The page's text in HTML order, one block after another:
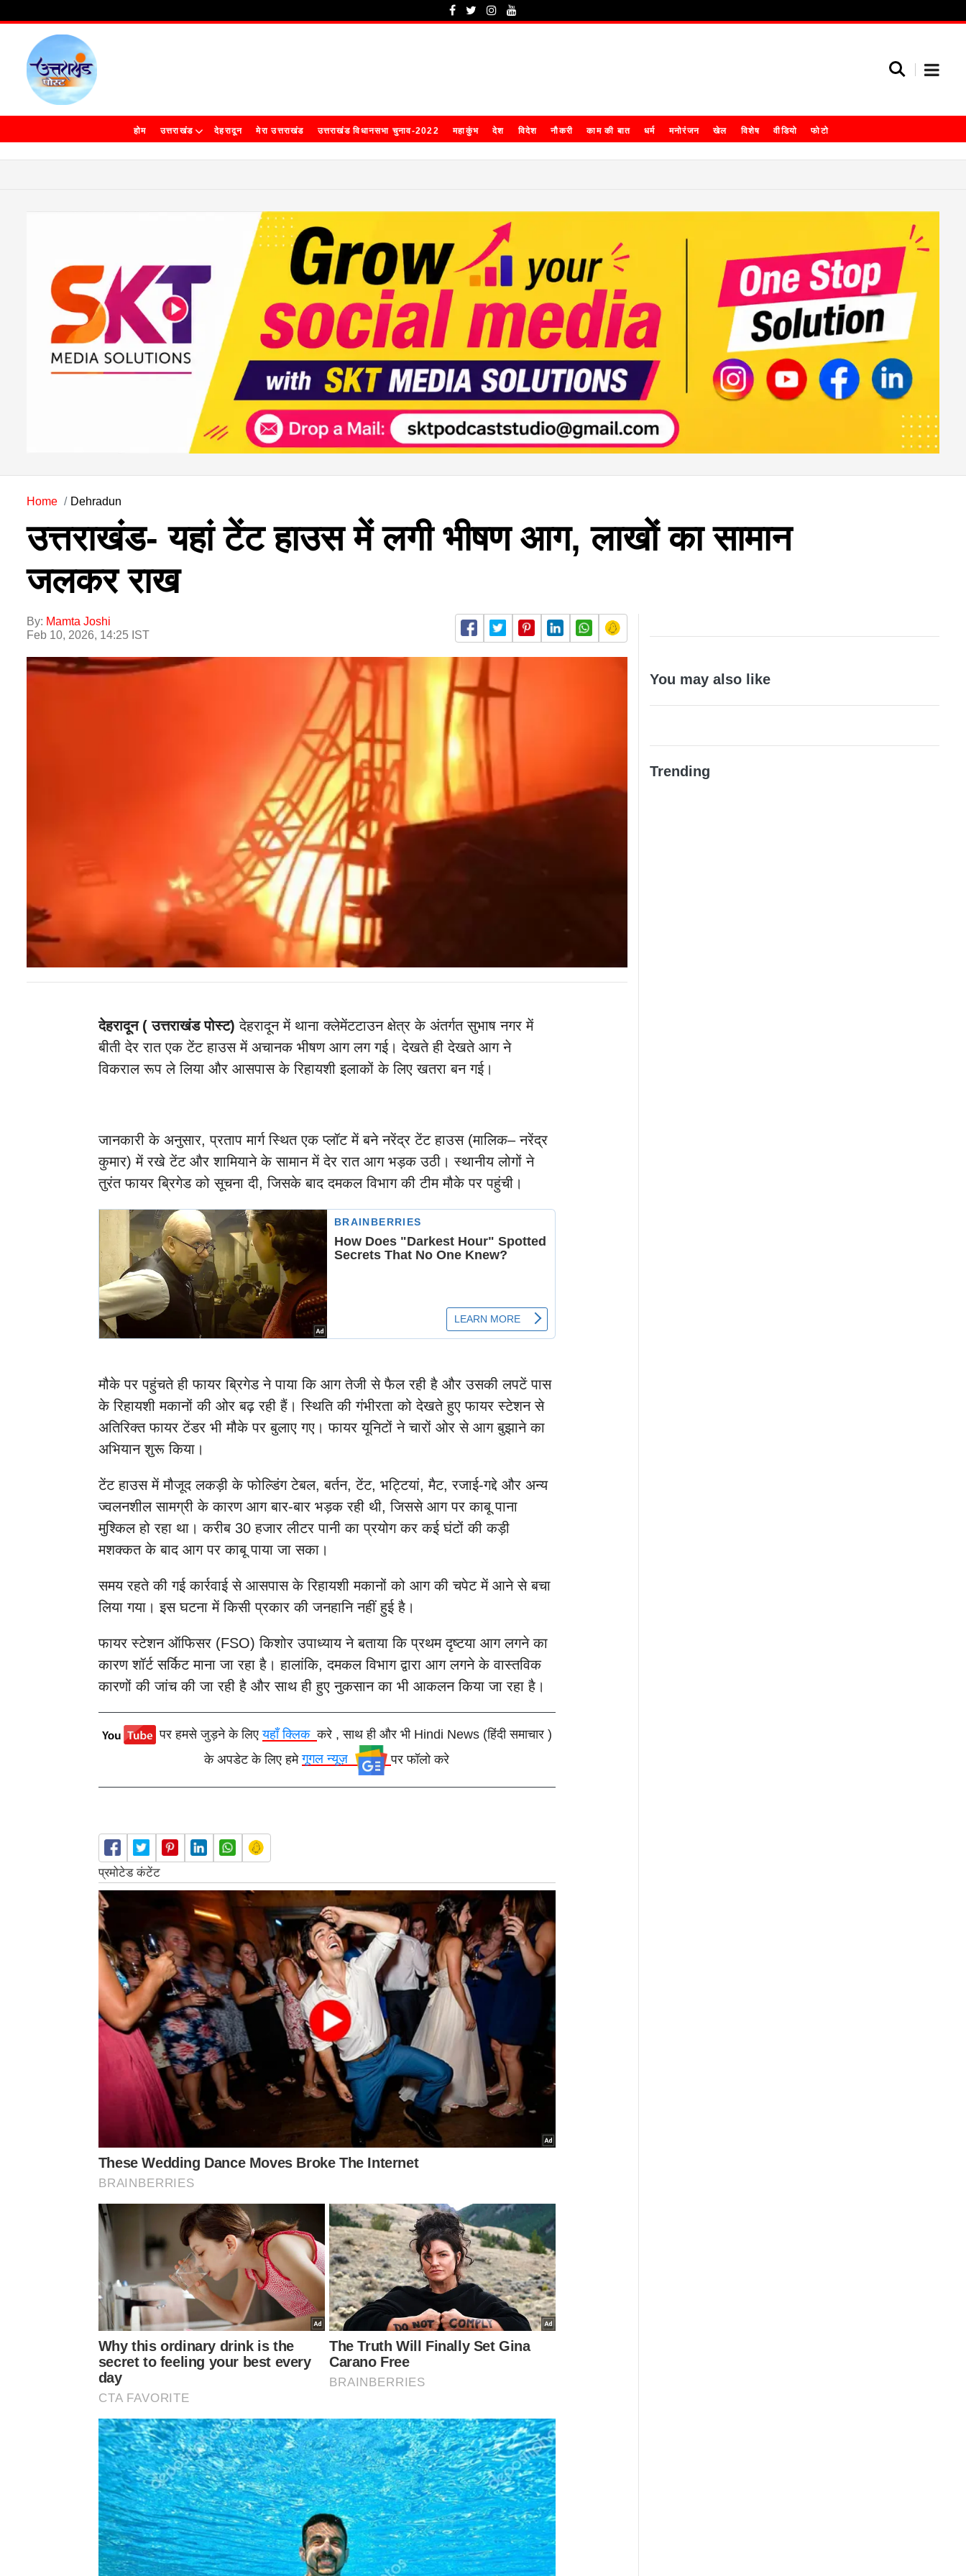
होम उत्तराखंड देहरादून मेरा उत्तराखंड उत्तराखंड विधानसभा चुनाव-2022 महाकुंभ देश विदेश नौकरी काम की बात धर्म मनोरंजन खेल विशेष वीडियो फोटो
Home Dehradun
उत्तराखंड- यहां टेंट हाउस में लगी भीषण आग, लाखों का सामान
जलकर राख
By: Mamta Joshi
Feb 10, 2026, 14:25 IST
देहरादून ( उत्तराखंड पोस्ट)देहरादून में थाना क्लेमेंटटाउन क्षेत्र के अंतर्गत सुभाष नगर में
बीती देर रात एक टेंट हाउस में अचानक भीषण आग लग गई। देखते ही देखते आग ने
विकराल रूप ले लिया और आसपास के रिहायशी इलाकों के लिए खतरा बन गई।
जानकारी के अनुसार, प्रताप मार्ग स्थित एक प्लॉट में बने नरेंद्र टेंट हाउस (मालिक– नरेंद्र
कुमार) में रखे टेंट और शामियाने के सामान में देर रात आग भड़क उठी। स्थानीय लोगों ने
तुरंत फायर ब्रिगेड को सूचना दी, जिसके बाद दमकल विभाग की टीम मौके पर पहुंची।
मौके पर पहुंचते ही फायर ब्रिगेड ने पाया कि आग तेजी से फैल रही है और उसकी लपटें पास
के रिहायशी मकानों की ओर बढ़ रही हैं। स्थिति की गंभीरता को देखते हुए फायर स्टेशन से
अतिरिक्त फायर टेंडर भी मौके पर बुलाए गए। फायर यूनिटों ने चारों ओर से आग बुझाने का
अभियान शुरू किया।
टेंट हाउस में मौजूद लकड़ी के फोल्डिंग टेबल, बर्तन, टेंट, भट्टियां, मैट, रजाई-गद्दे और अन्य
ज्वलनशील सामग्री के कारण आग बार-बार भड़क रही थी, जिससे आग पर काबू पाना
मुश्किल हो रहा था। करीब 30 हजार लीटर पानी का प्रयोग कर कई घंटों की कड़ी
मशक्कत के बाद आग पर काबू पाया जा सका।
समय रहते की गई कार्रवाई से आसपास के रिहायशी मकानों को आग की चपेट में आने से बचा
लिया गया। इस घटना में किसी प्रकार की जनहानि नहीं हुई है।
फायर स्टेशन ऑफिसर (FSO) किशोर उपाध्याय ने बताया कि प्रथम दृष्टया आग लगने का
कारण शॉर्ट सर्किट माना जा रहा है। हालांकि, दमकल विभाग द्वारा आग लगने के वास्तविक
कारणों की जांच की जा रही है और साथ ही हुए नुकसान का भी आकलन किया जा रहा है।
पर हमसे जुड़ने के लिएयहाँ क्लिककरे , साथ ही और भी Hindi News (हिंदी समाचार )
के अपडेट के लिए हमेगूगल न्यूज़ पर फॉलो करे
You may also like
Trending